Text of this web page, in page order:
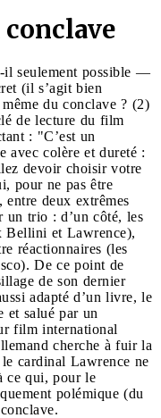
conclave
il seulement possible —
(il s’agit bien
du conclave ? (2)
de lecture du film
: "C’est un
avec colère et dureté :
devoir choisir votre
pour ne pas être
entre deux extrêmes
un trio : d’un côté, les
Bellini et Lawrence),
réactionnaires (les
De ce point de
de son dernier
adapté d’un livre, le
et salué par un
film international
cherche à fuir la
cardinal Lawrence ne
ce qui, pour le
polémique (du